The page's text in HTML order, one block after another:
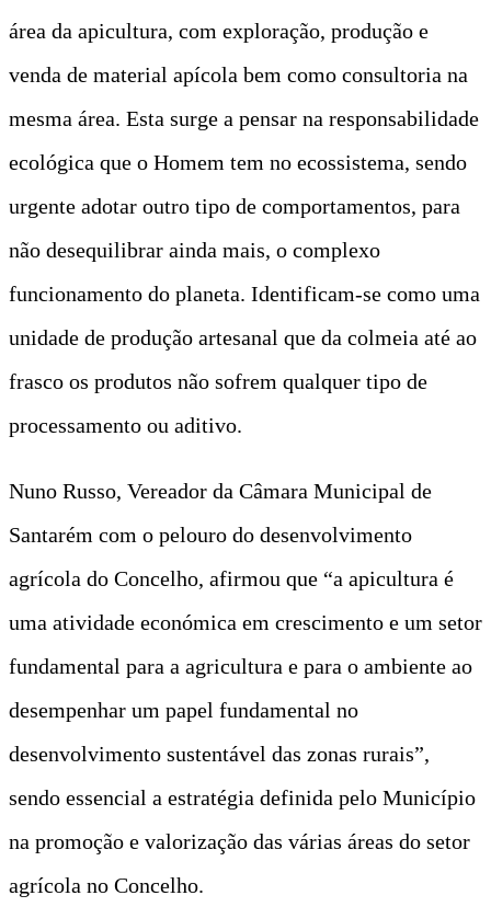
área da apicultura, com exploração, produção e
venda de material apícola bem como consultoria na
mesma área. Esta surge a pensar na responsabilidade
ecológica que o Homem tem no ecossistema, sendo
urgente adotar outro tipo de comportamentos, para
não desequilibrar ainda mais, o complexo
funcionamento do planeta. Identificam-se como uma
unidade de produção artesanal que da colmeia até ao
frasco os produtos não sofrem qualquer tipo de
processamento ou aditivo.
Nuno Russo, Vereador da Câmara Municipal de
Santarém com o pelouro do desenvolvimento
agrícola do Concelho, afirmou que “a apicultura é
uma atividade económica em crescimento e um setor
fundamental para a agricultura e para o ambiente ao
desempenhar um papel fundamental no
desenvolvimento sustentável das zonas rurais”,
sendo essencial a estratégia definida pelo Município
na promoção e valorização das várias áreas do setor
agrícola no Concelho.